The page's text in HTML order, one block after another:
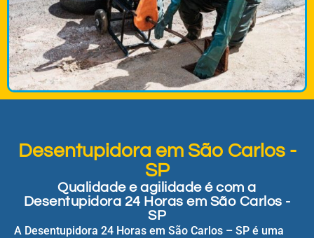
Desentupidora em São Carlos -
SP
Qualidade e agilidade é com a
Desentupidora 24 Horas em São Carlos -
SP
A Desentupidora 24 Horas em São Carlos – SP é uma